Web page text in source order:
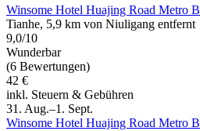
Winsome Hotel Huajing Road Metro
Tianhe, 5,9 km von Niuligang entfernt
9,0/10
Wunderbar
(6 Bewertungen)
42 €
inkl. Steuern & Gebühren
31. Aug.–1. Sept.
Winsome Hotel Huajing Road Metro